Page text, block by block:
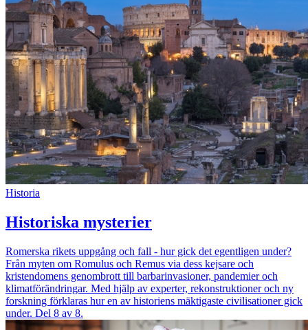
Historia
Historiska mysterier
Romerska rikets uppgång och fall - hur gick det egentligen under?
Från myten om Romulus och Remus via dess kejsare och
kristendomens genombrott till barbarinvasioner, pandemier och
klimatförändringar. Med hjälp av experter, rekonstruktioner och ny
forskning förklaras hur en av historiens mäktigaste civilisationer gick
under. Del 8 av 8.